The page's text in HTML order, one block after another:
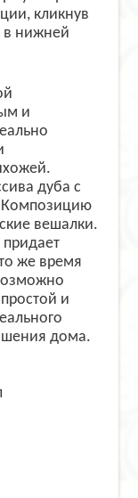
кликнув
в нижней
и
дуба с
вешалки.
же время
и
дома.